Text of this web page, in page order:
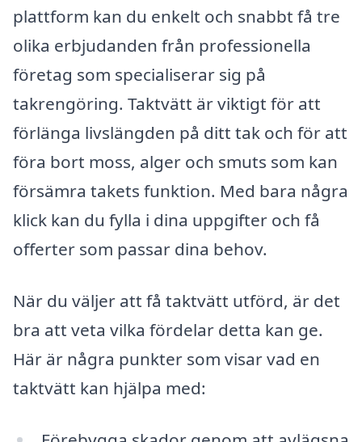
plattform kan du enkelt och snabbt få tre
olika erbjudanden från professionella
företag som specialiserar sig på
takrengöring. Taktvätt är viktigt för att
förlänga livslängden på ditt tak och för att
föra bort moss, alger och smuts som kan
försämra takets funktion. Med bara några
klick kan du fylla i dina uppgifter och få
offerter som passar dina behov.
När du väljer att få taktvätt utförd, är det
bra att veta vilka fördelar detta kan ge.
Här är några punkter som visar vad en
taktvätt kan hjälpa med: